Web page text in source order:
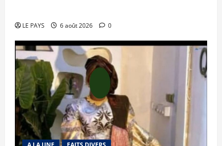
LE PAYS 6 août 2026 0